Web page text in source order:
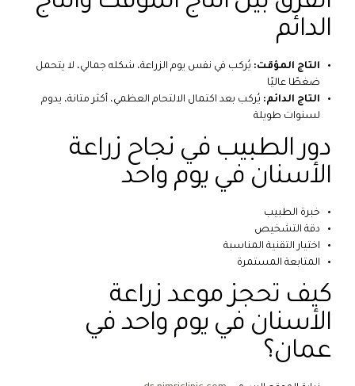
الدائم
التاج المؤقت: يُركب في نفس يوم الزراعة، شكله جمالي، لا يتحمل
ضغطًا عاليًا
التاج الدائم: يُركب بعد اكتمال الالتحام العظمي، أكثر متانة، يدوم
لسنوات طويلة
دور الطبيب في نجاح زراعة
الأسنان في يوم واحد
خبرة الطبيب
دقة التشخيص
اختيار التقنية المناسبة
المتابعة المستمرة
كيف تحجز موعد زراعة
الأسنان في يوم واحد في
عمان؟